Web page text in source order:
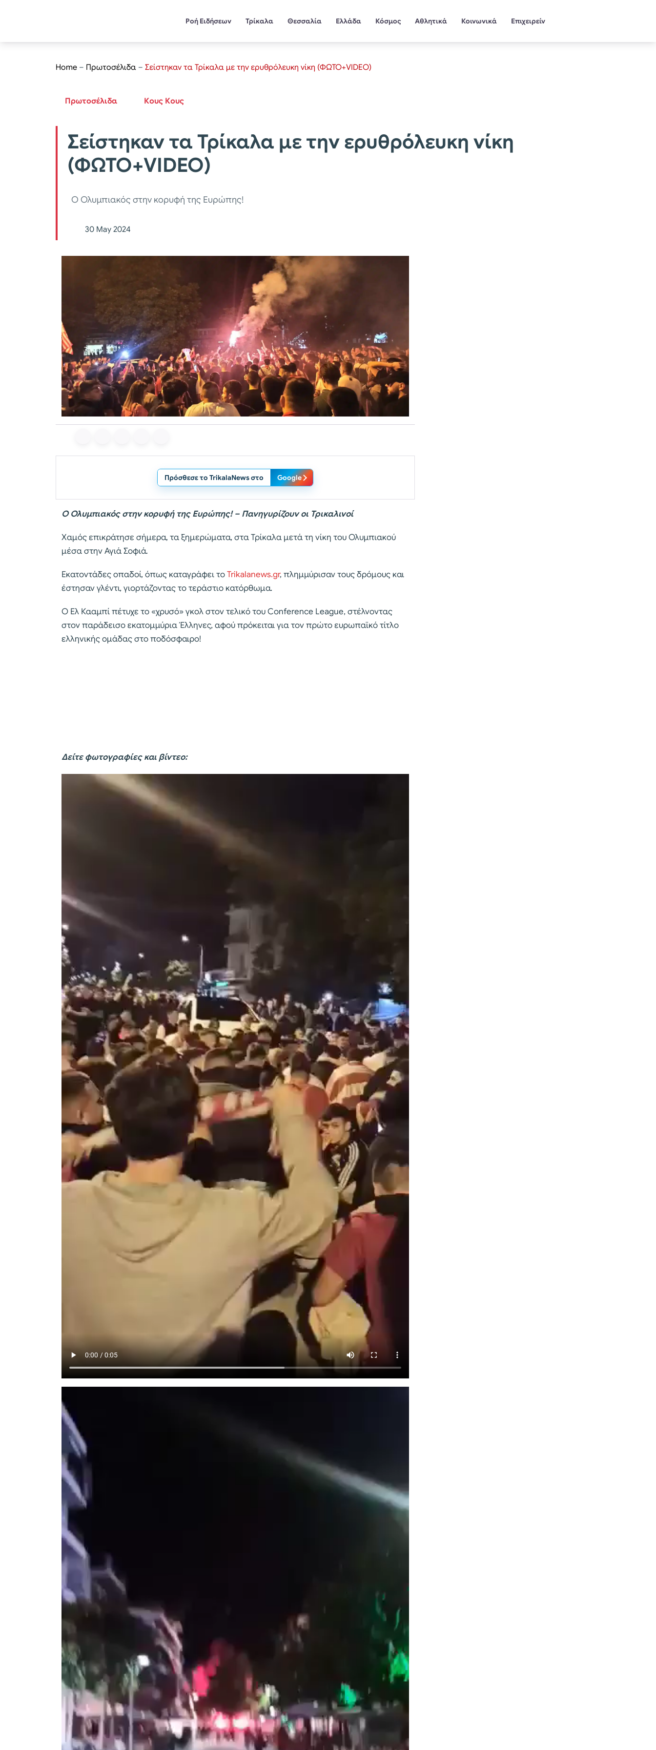
Ροή Ειδήσεων Τρίκαλα Θεσσαλία Ελλάδα Κόσμος Αθλητικά Κοινωνικά Επιχειρείν
Home – Πρωτοσέλιδα – Σείστηκαν τα Τρίκαλα με την ερυθρόλευκη νίκη (ΦΩΤΟ+VIDEO)
Πρωτοσέλιδα Κους Κους
Σείστηκαν τα Τρίκαλα με την ερυθρόλευκη νίκη
(ΦΩΤΟ+VIDEO)
Ο Ολυμπιακός στην κορυφή της Ευρώπης!
30 May 2024
Πρόσθεσε το TrikalaNews στο Google
Ο Ολυμπιακός στην κορυφή της Ευρώπης! – Πανηγυρίζουν οι Τρικαλινοί
Χαμός επικράτησε σήμερα, τα ξημερώματα, στα Τρίκαλα μετά τη νίκη του Ολυμπιακού
μέσα στην Αγιά Σοφιά.
Εκατοντάδες οπαδοί, όπως καταγράφει τοTrikalanews.gr, πλημμύρισαν τους δρόμους και
έστησαν γλέντι, γιορτάζοντας το τεράστιο κατόρθωμα.
Ο Ελ Κααμπί πέτυχε το «χρυσό» γκολ στον τελικό του Conference League, στέλνοντας
στον παράδεισο εκατομμύρια Έλληνες, αφού πρόκειται για τον πρώτο ευρωπαϊκό τίτλο
ελληνικής ομάδας στο ποδόσφαιρο!
Δείτε φωτογραφίες και βίντεο: